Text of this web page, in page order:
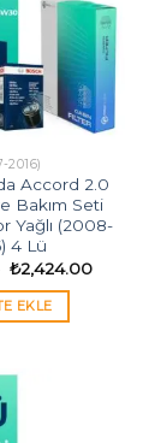
2016)
Accord 2.0
Bakım Seti
Yağlı (2008-
4 Lü
Orijinal
fiyat:
₺3,664.00.
₺2,424.00Şu
EKLE